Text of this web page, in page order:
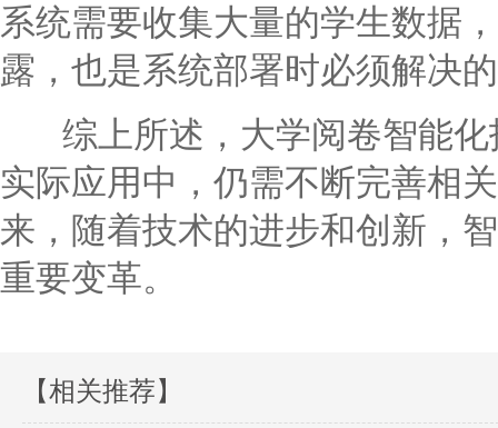
系统需要收集大量的学生数据
露，也是系统部署时必须解决
综上所述，大学阅卷智能化
实际应用中，仍需不断完善相
来，随着技术的进步和创新，
重要变革。
【相关推荐】